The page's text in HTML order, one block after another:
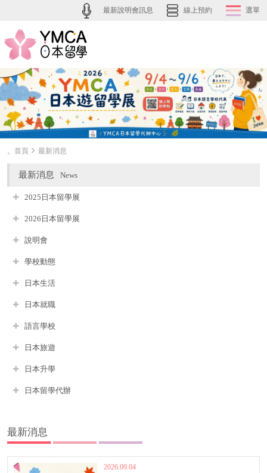
最新說明會訊息 線上預約 選單
。首頁 最新消息
最新消息 News
2025日本留學展
2026日本留學展
說明會
學校動態
日本生活
日本就職
語言學校
日本旅遊
日本升學
日本留學代辦
最新消息
2026.09.04